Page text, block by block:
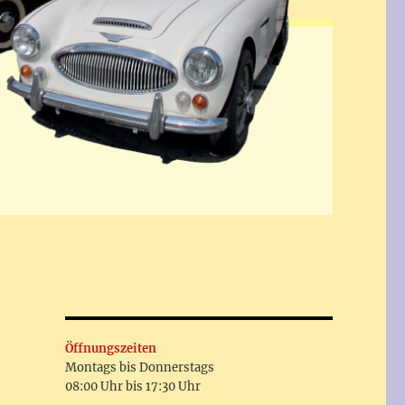
Öffnungszeiten
Montags bis Donnerstags
08:00 Uhr bis 17:30 Uhr